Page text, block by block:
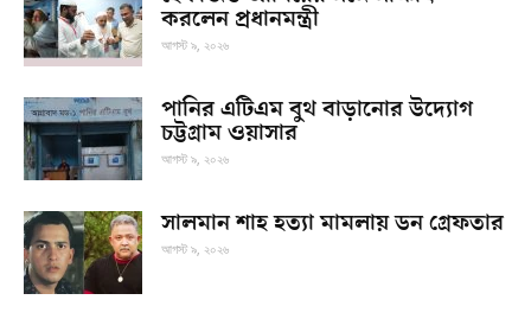
করলেন প্রধানমন্ত্রী
আগস্ট ৯, ২০২৬
পানির এটিএম বুথ বাড়ানোর উদ্যোগ
চট্টগ্রাম ওয়াসার
আগস্ট ৯, ২০২৬
সালমান শাহ হত্যা মামলায় ডন গ্রেফতার
আগস্ট ৯, ২০২৬